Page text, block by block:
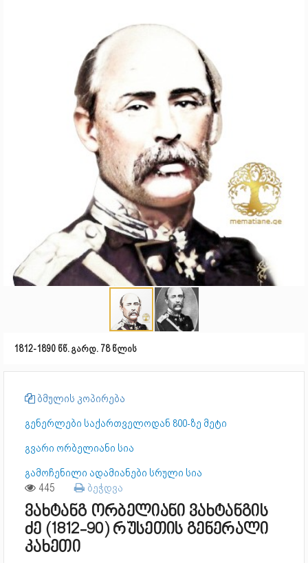
1812-1890 წწ. გარდ. 78 წლის
ბმულის კოპირება
გენერლები საქართველოდან 800-ზე მეტი
გვარი ორბელიანი სია
გამოჩენილი ადამიანები სრული სია
445 ბეჭდვა
ვახტანგ ორბელიანი ვახტანგის
ძე (1812-90) რუსეთის გენერალი
კახეთი